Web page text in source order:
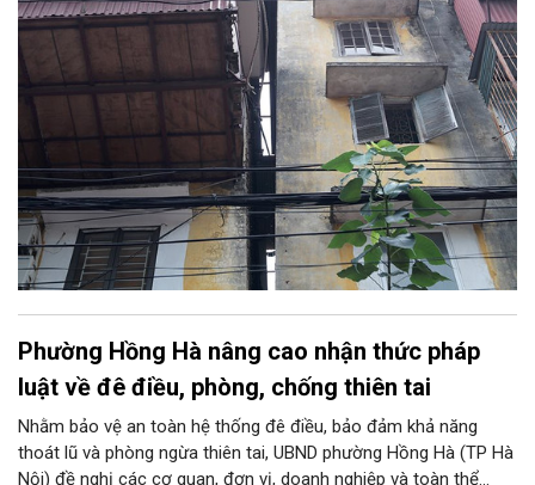
Phường Hồng Hà nâng cao nhận thức pháp
luật về đê điều, phòng, chống thiên tai
Nhằm bảo vệ an toàn hệ thống đê điều, bảo đảm khả năng
thoát lũ và phòng ngừa thiên tai, UBND phường Hồng Hà (TP Hà
Nội) đề nghị các cơ quan, đơn vị, doanh nghiệp và toàn thể